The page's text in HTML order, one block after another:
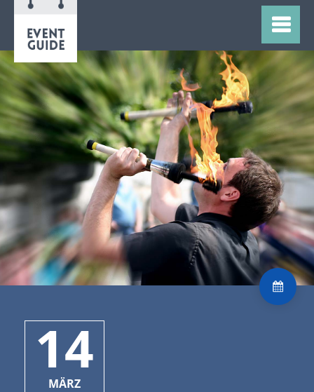
14
MÄRZ